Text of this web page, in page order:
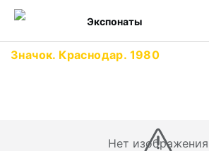
Экспонаты
Значок. Краснодар. 1980
Нет изображения